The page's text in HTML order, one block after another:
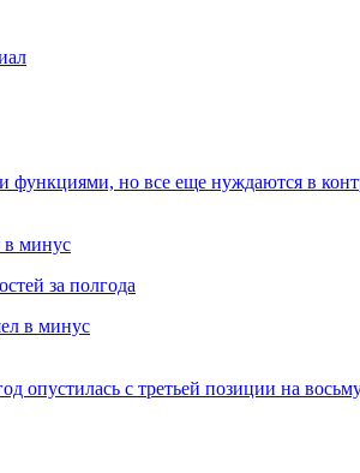
но все еще нуждаются в
в минус
за полгода
опустилась с третьей позиции на